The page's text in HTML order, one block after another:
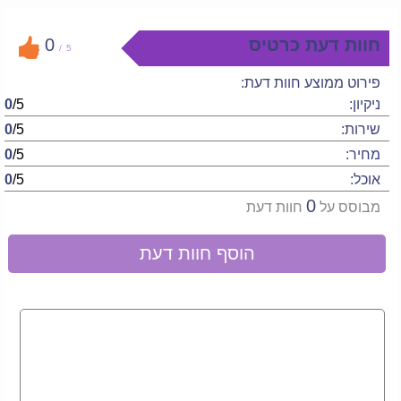
חוות דעת כרטיס 0 / 5
פירוט ממוצע חוות דעת:
ניקיון:
0/5
שירות:
0/5
מחיר:
0/5
אוכל:
0/5
מבוסס על 0 חוות דעת